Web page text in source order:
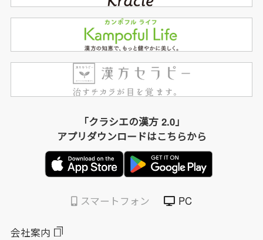
「クラシエの漢方 2.0」
アプリダウンロードはこちらから
スマートフォン PC
会社案内